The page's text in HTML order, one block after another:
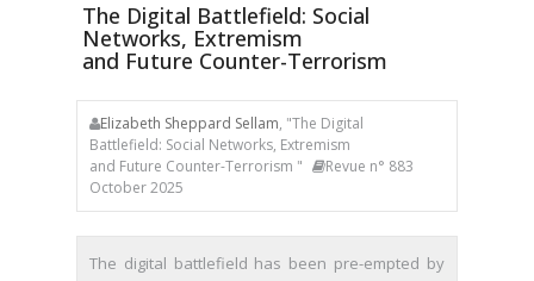
The Digital Battlefield: Social
Networks, Extremism
and Future Counter-Terrorism
Elizabeth Sheppard Sellam, "The Digital
Battlefield: Social Networks, Extremism
and Future Counter-Terrorism "
Revue n° 883
October 2025
The digital battlefield has been pre-empted by